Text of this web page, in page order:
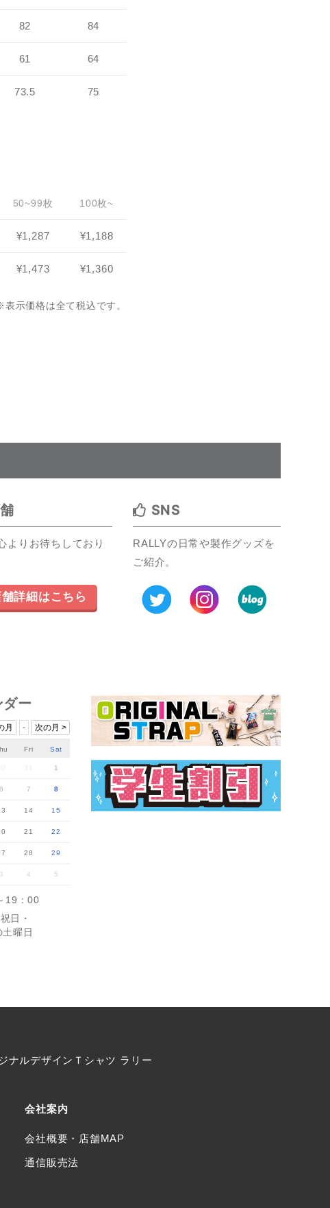
82 84
61 64
73.5 75
50~99枚 100枚~
¥1,287 ¥1,188
¥1,473 ¥1,360
示価格は全て税込です。
よりお待ちしており
舗詳細はこちら
SNS
RALLYの日常や製作グッズを
ご紹介。
ー
月 - 次の月 >
Fri Sat
1
6 7 8
14 15
21 22
28 29
3 4 5
19：00
日・
曜日
ナルデザインＴシャツ ラリー
会社案内
会社概要・店舗MAP
通信販売法